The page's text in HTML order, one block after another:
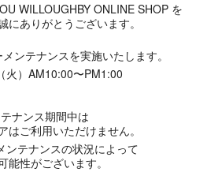
WILLOUGHBY ONLINE SHOP を
にありがとうございます。
ンテナンスを実施いたします。
火）AM10:00〜PM1:00
ナンス期間中は
はご利用いただけません。
ンテナンスの状況によって
能性がございます。